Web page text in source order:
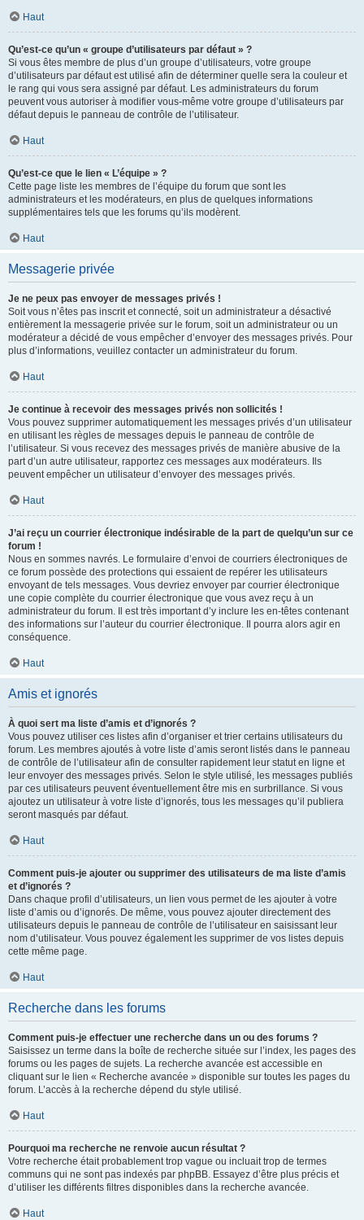
Haut
Qu’est-ce qu’un « groupe d’utilisateurs par défaut » ?
Si vous êtes membre de plus d’un groupe d’utilisateurs, votre groupe
d’utilisateurs par défaut est utilisé afin de déterminer quelle sera la couleur et
le rang qui vous sera assigné par défaut. Les administrateurs du forum
peuvent vous autoriser à modifier vous-même votre groupe d’utilisateurs par
défaut depuis le panneau de contrôle de l’utilisateur.
Haut
Qu’est-ce que le lien « L’équipe » ?
Cette page liste les membres de l’équipe du forum que sont les
administrateurs et les modérateurs, en plus de quelques informations
supplémentaires tels que les forums qu’ils modèrent.
Haut
Messagerie privée
Je ne peux pas envoyer de messages privés !
Soit vous n’êtes pas inscrit et connecté, soit un administrateur a désactivé
entièrement la messagerie privée sur le forum, soit un administrateur ou un
modérateur a décidé de vous empêcher d’envoyer des messages privés. Pour
plus d’informations, veuillez contacter un administrateur du forum.
Haut
Je continue à recevoir des messages privés non sollicités !
Vous pouvez supprimer automatiquement les messages privés d’un utilisateur
en utilisant les règles de messages depuis le panneau de contrôle de
l’utilisateur. Si vous recevez des messages privés de manière abusive de la
part d’un autre utilisateur, rapportez ces messages aux modérateurs. Ils
peuvent empêcher un utilisateur d’envoyer des messages privés.
Haut
J’ai reçu un courrier électronique indésirable de la part de quelqu’un sur ce
forum !
Nous en sommes navrés. Le formulaire d’envoi de courriers électroniques de
ce forum possède des protections qui essaient de repérer les utilisateurs
envoyant de tels messages. Vous devriez envoyer par courrier électronique
une copie complète du courrier électronique que vous avez reçu à un
administrateur du forum. Il est très important d’y inclure les en-têtes contenant
des informations sur l’auteur du courrier électronique. Il pourra alors agir en
conséquence.
Haut
Amis et ignorés
À quoi sert ma liste d’amis et d’ignorés ?
Vous pouvez utiliser ces listes afin d’organiser et trier certains utilisateurs du
forum. Les membres ajoutés à votre liste d’amis seront listés dans le panneau
de contrôle de l’utilisateur afin de consulter rapidement leur statut en ligne et
leur envoyer des messages privés. Selon le style utilisé, les messages publiés
par ces utilisateurs peuvent éventuellement être mis en surbrillance. Si vous
ajoutez un utilisateur à votre liste d’ignorés, tous les messages qu’il publiera
seront masqués par défaut.
Haut
Comment puis-je ajouter ou supprimer des utilisateurs de ma liste d’amis
et d’ignorés ?
Dans chaque profil d’utilisateurs, un lien vous permet de les ajouter à votre
liste d’amis ou d’ignorés. De même, vous pouvez ajouter directement des
utilisateurs depuis le panneau de contrôle de l’utilisateur en saisissant leur
nom d’utilisateur. Vous pouvez également les supprimer de vos listes depuis
cette même page.
Haut
Recherche dans les forums
Comment puis-je effectuer une recherche dans un ou des forums ?
Saisissez un terme dans la boîte de recherche située sur l’index, les pages des
forums ou les pages de sujets. La recherche avancée est accessible en
cliquant sur le lien « Recherche avancée » disponible sur toutes les pages du
forum. L’accès à la recherche dépend du style utilisé.
Haut
Pourquoi ma recherche ne renvoie aucun résultat ?
Votre recherche était probablement trop vague ou incluait trop de termes
communs qui ne sont pas indexés par phpBB. Essayez d’être plus précis et
d’utiliser les différents filtres disponibles dans la recherche avancée.
Haut